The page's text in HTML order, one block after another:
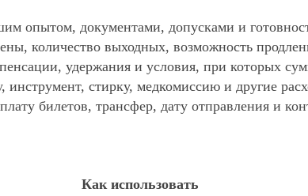
опытом, документами, допусками и
количество выходных, возможность
удержания и условия, при которых
стирку, медкомиссию и другие
билетов, трансфер, дату отправления и
Как использовать